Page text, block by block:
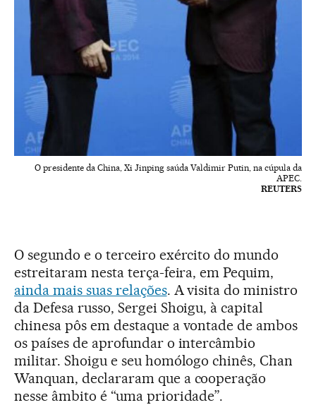
O presidente da China, Xi Jinping saúda Valdimir Putin, na cúpula da
APEC.
REUTERS
O segundo e o terceiro exército do mundo
estreitaram nesta terça-feira, em Pequim,
ainda mais suas relações. A visita do ministro
da Defesa russo, Sergei Shoigu, à capital
chinesa pôs em destaque a vontade de ambos
os países de aprofundar o intercâmbio
militar. Shoigu e seu homólogo chinês, Chan
Wanquan, declararam que a cooperação
nesse âmbito é “uma prioridade”.